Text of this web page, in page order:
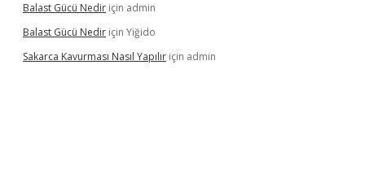
Balast Gücü Nedir için admin
Balast Gücü Nedir için Yiğido
Sakarca Kavurması Nasıl Yapılır için admin